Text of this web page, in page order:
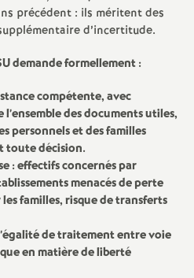
o
u
r
s
précédent : ils méritent des
d’incertitude.
demande formellement :
compétente, avec
des documents utiles,
personnels et des familles
toute décision.
: effectifs concernés par
menacés de perte
familles, risque de transferts
de traitement entre voie
en matière de liberté